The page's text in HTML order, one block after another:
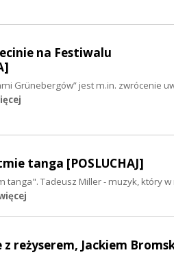
na Festiwalu
Grünebergów” jest m.in. zwrócenie
tanga [POSLUCHAJ]
Tadeusz Miller - muzyk, który w
reżyserem, Jackiem